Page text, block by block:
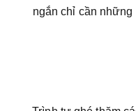
ngắn chỉ cần